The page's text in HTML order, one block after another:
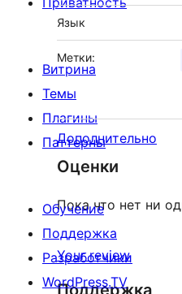
Язык
Метки:
Дополнительно
Оценки
Пока что нет ни
Your review
Витрина
Темы
Плагины
Паттерны
Обучение
Поддержка
Разработчики
WordPress.TV